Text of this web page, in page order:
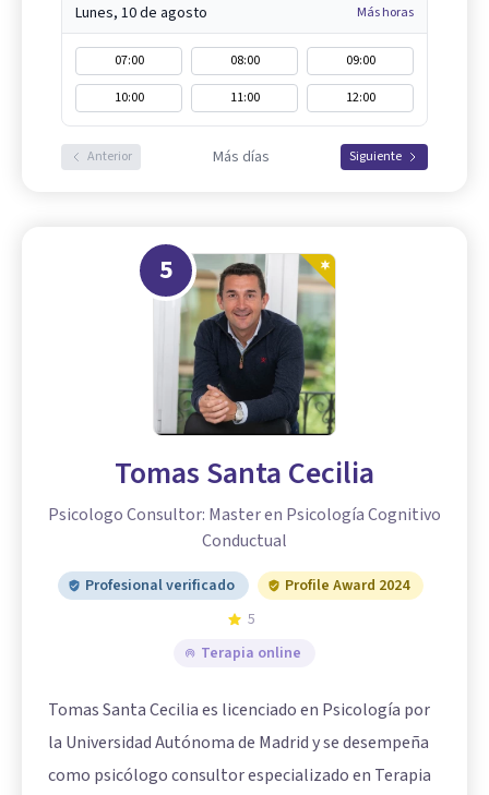
Lunes, 10 de agosto Más horas
07:00 08:00
09:00
10:00
11:00 12:00
Anterior Más días Siguiente
5
Tomas Santa Cecilia
Psicologo Consultor: Master en Psicología Cognitivo
Conductual
Profesional verificado
Profile Award 2024
5
Terapia online
Tomas Santa Cecilia es licenciado en Psicología por
la Universidad Autónoma de Madrid y se desempeña
como psicólogo consultor especializado en Terapia